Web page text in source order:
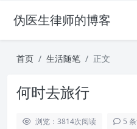
伪医生律师的博客
首页 生活随笔 正文
何时去旅行
浏览：3814次阅读 5